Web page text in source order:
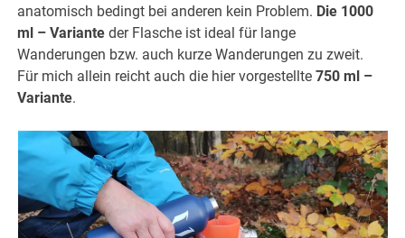
anatomisch bedingt bei anderen kein Problem. Die 1000
ml – Variante der Flasche ist ideal für lange
Wanderungen bzw. auch kurze Wanderungen zu zweit.
Für mich allein reicht auch die hier vorgestellte750 ml –
Variante.